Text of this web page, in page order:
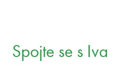
Spojte se s Iva